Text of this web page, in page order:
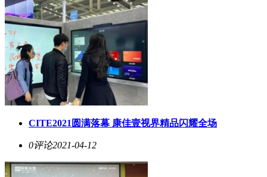
CITE2021圆满落幕 康佳壹视界精品闪耀全场
0评论2021-04-12